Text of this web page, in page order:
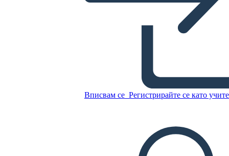
Вписвам се Регистрирайте се като
Mapa znakov 3, pole 16x9
СЪЗДАЙТЕ СЦЕНАРИЙ